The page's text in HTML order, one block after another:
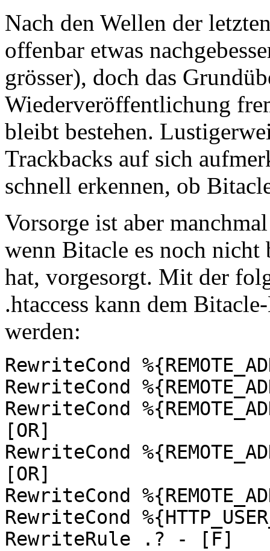
Nach den Wellen der
offenbar etwas
grösser), doch das
Wiederveröffentlichung
bleibt bestehen.
Trackbacks auf sich
schnell erkennen, ob
Vorsorge ist aber
wenn Bitacle es noch nicht
hat, vorgesorgt. Mit der
.htaccess kann dem
werden:
RewriteCond
RewriteCond
RewriteCond
[OR]
RewriteCond
[OR]
RewriteCond
RewriteCond
RewriteRule .? - [F]